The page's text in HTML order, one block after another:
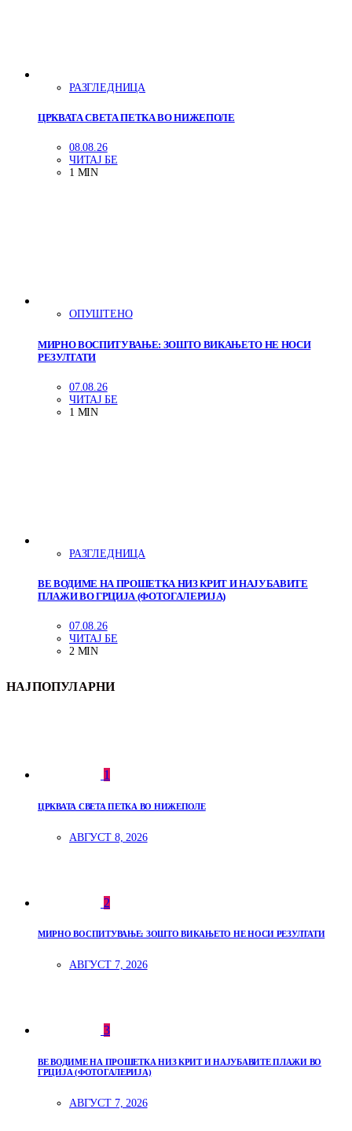
РАЗГЛЕДНИЦА
ЦРКВАТА СВЕТА ПЕТКА ВО НИЖЕПОЛЕ
08.08.26
ЧИТАЈ БЕ
1 MIN
ОПУШТЕНО
МИРНО ВОСПИТУВАЊЕ: ЗОШТО ВИКАЊЕТО НЕ НОСИ
РЕЗУЛТАТИ
07.08.26
ЧИТАЈ БЕ
1 MIN
РАЗГЛЕДНИЦА
ВЕ ВОДИМЕ НА ПРОШЕТКА НИЗ КРИТ И НАЈУБАВИТЕ
ПЛАЖИ ВО ГРЦИЈА (ФОТОГАЛЕРИЈА)
07.08.26
ЧИТАЈ БЕ
2 MIN
НАЈПОПУЛАРНИ
1
ЦРКВАТА СВЕТА ПЕТКА ВО НИЖЕПОЛЕ
АВГУСТ 8, 2026
2
МИРНО ВОСПИТУВАЊЕ: ЗОШТО ВИКАЊЕТО НЕ НОСИ РЕЗУЛТАТИ
АВГУСТ 7, 2026
3
ВЕ ВОДИМЕ НА ПРОШЕТКА НИЗ КРИТ И НАЈУБАВИТЕ ПЛАЖИ ВО
ГРЦИЈА (ФОТОГАЛЕРИЈА)
АВГУСТ 7, 2026